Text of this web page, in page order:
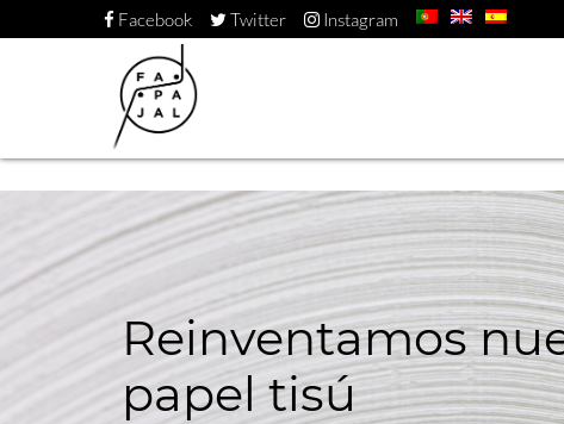
Facebook Twitter Instagram
Reinventamos
papel tisú